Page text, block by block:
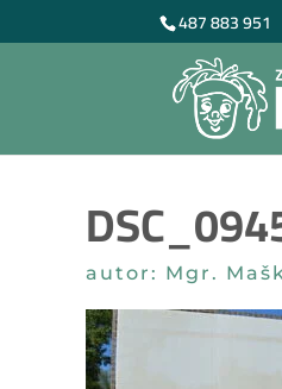
487 883 951
autor: Mgr.